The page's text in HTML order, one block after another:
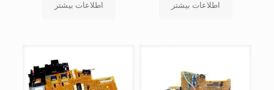
اطلاعات بیشتر اطلاعات بیشتر